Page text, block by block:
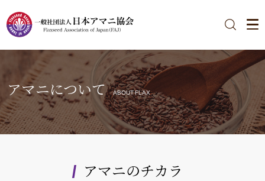
アマニについて ABOUT FLAX
アマニのチカラ